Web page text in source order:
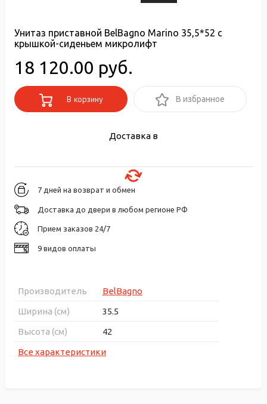
Унитаз приставной BelBagno Marino 35,5*52 с
крышкой-сиденьем микролифт
18 120.00 руб.
В корзину В избранное
Доставка в
7 дней на возврат и обмен
Доставка до двери в любом регионе РФ
Прием заказов 24/7
9 видов оплаты
Производитель
BelBagno
Ширина (см)
35.5
Высота (см)
42
Все характеристики